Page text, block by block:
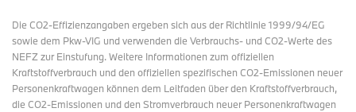
Die CO2-Effizienzangaben ergeben sich aus der Richtlinie 1999/94/EG
sowie dem Pkw-VIG und verwenden die Verbrauchs- und CO2-Werte des
NEFZ zur Einstufung. Weitere Informationen zum offiziellen
Kraftstoffverbrauch und den offiziellen spezifischen CO2-Emissionen neuer
Personenkraftwagen können dem Leitfaden über den Kraftstoffverbrauch,
die CO2-Emissionen und den Stromverbrauch neuer Personenkraftwagen